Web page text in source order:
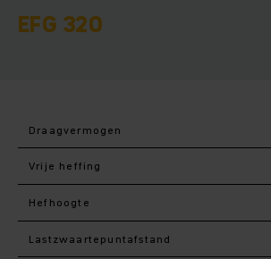
EFG 320
Draagvermogen
Vrije heffing
Hefhoogte
Lastzwaartepuntafstand